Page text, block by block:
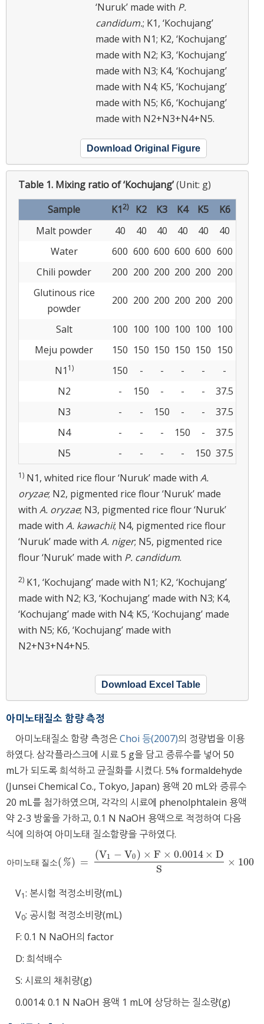
‘Nuruk’ made with P.
candidum.; K1, ‘Kochujang’
made with N1; K2, ‘Kochujang’
made with N2; K3, ‘Kochujang’
made with N3; K4, ‘Kochujang’
made with N4; K5, ‘Kochujang’
made with N5; K6, ‘Kochujang’
made with N2+N3+N4+N5.
Download Original Figure
Table 1. Mixing ratio of ‘Kochujang’(Unit: g)
Sample
K12) K2 K3 K4 K5
K6
Malt powder
40 40 40 40 40
40
Water
600 600 600 600 600 600
Chili powder
200 200 200 200 200 200
Glutinous rice
powder
200 200 200 200 200 200
Salt 100 100 100 100 100 100
Meju powder
150 150 150 150 150 150
N1 1) 150 - - - -
-
N2
- 150 - - -
37.5
N3
- - 150 - -
37.5
N4
- - - 150 -
37.5
N5
- - - - 150 37.5
1) N1, whited rice flour ‘Nuruk’ made with A.
oryzae; N2, pigmented rice flour ‘Nuruk’ made
with A. oryzae; N3, pigmented rice flour ‘Nuruk’
made with A. kawachii; N4, pigmented rice flour
‘Nuruk’ made with A. niger; N5, pigmented rice
flour ‘Nuruk’ made with P. candidum.
2) K1, ‘Kochujang’ made with N1; K2, ‘Kochujang’
made with N2; K3, ‘Kochujang’ made with N3; K4,
‘Kochujang’ made with N4; K5, ‘Kochujang’ made
with N5; K6, ‘Kochujang’ made with
N2+N3+N4+N5.
Download Excel Table
아미노태질소 함량 측정
아미노태질소 함량 측정은Choi 등(2007)의 정량법을 이용
하였다. 삼각플라스크에 시료 5 g을 담고 증류수를 넣어 50
mL가 되도록 희석하고 균질화를 시켰다. 5% formaldehyde
(Junsei Chemical Co., Tokyo, Japan) 용액 20 mL와 증류수
20 mL를 첨가하였으며, 각각의 시료에 phenolphtalein 용액
약 2-3 방울을 가하고, 0.1 N NaOH 용액으로 적정하여 다음
식에 의하여 아미노태 질소함량을 구하였다.
아미 노태 질소( %) =
(V1 − V0 ) × F × 0.0014 × D
S
× 100
아미노태 질소 (%)=(V1−V0)×F×0.0014×DS×100
V1: 본시험 적정소비량(mL)
V0: 공시험 적정소비량(mL)
F: 0.1 N NaOH의 factor
D: 희석배수
S: 시료의 채취량(g)
0.0014: 0.1 N NaOH 용액 1 mL에 상당하는 질소량(g)